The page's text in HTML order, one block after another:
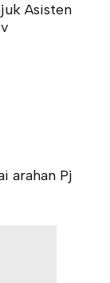
Asisten
arahan Pj